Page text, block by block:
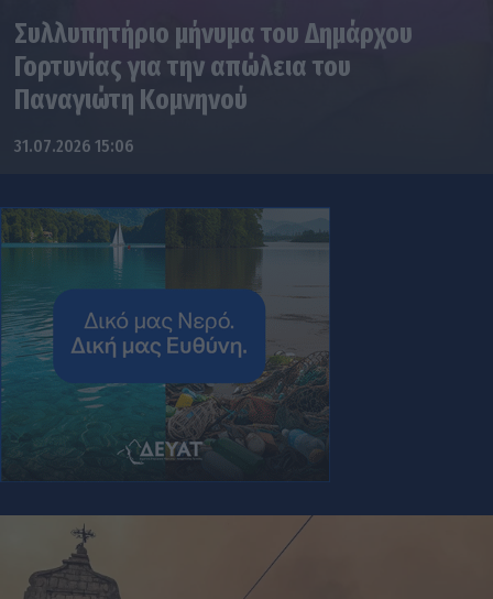
Συλλυπητήριο μήνυμα του Δημάρχου
Γορτυνίας για την απώλεια του
Παναγιώτη Κομνηνού
31.07.2026 15:06